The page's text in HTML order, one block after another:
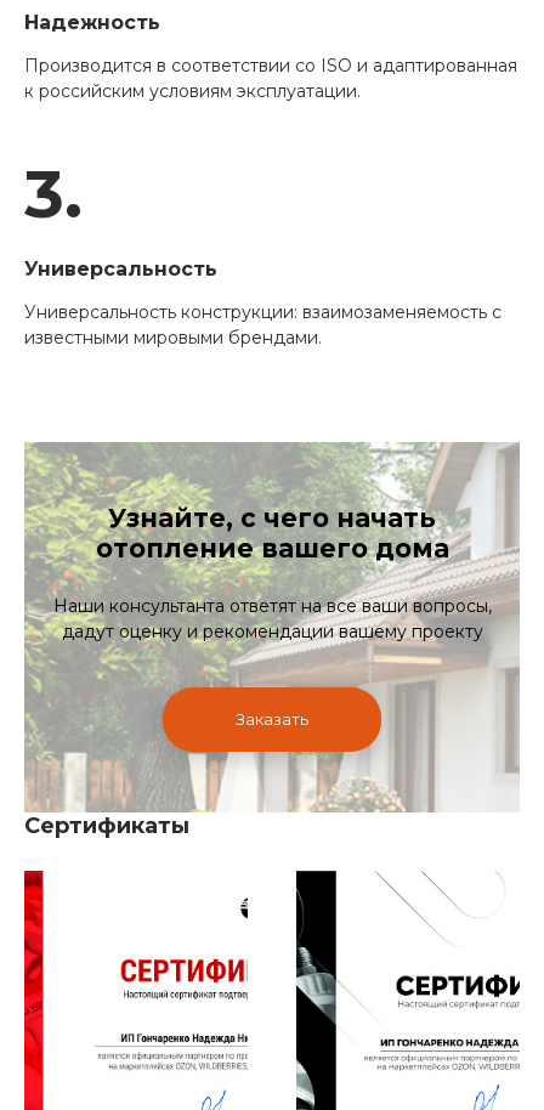
Надежность
Производится в соответствии со ISO и адаптированная
к российским условиям эксплуатации.
3.
Универсальность
Универсальность конструкции: взаимозаменяемость с
известными мировыми брендами.
Узнайте, с чего начать
отопление вашего дома
Наши консультанта ответят на все ваши вопросы,
дадут оценку и рекомендации вашему проекту
Заказать
Сертификаты